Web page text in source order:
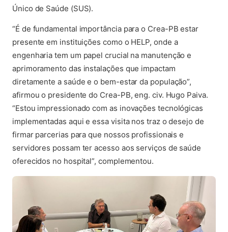
Único de Saúde (SUS).
“É de fundamental importância para o Crea-PB estar
presente em instituições como o HELP, onde a
engenharia tem um papel crucial na manutenção e
aprimoramento das instalações que impactam
diretamente a saúde e o bem-estar da população”,
afirmou o presidente do Crea-PB, eng. civ. Hugo Paiva.
“Estou impressionado com as inovações tecnológicas
implementadas aqui e essa visita nos traz o desejo de
firmar parcerias para que nossos profissionais e
servidores possam ter acesso aos serviços de saúde
oferecidos no hospital”, complementou.